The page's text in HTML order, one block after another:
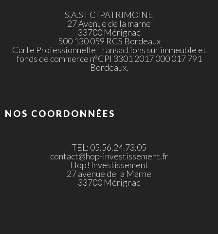
S.A.S FCI PATRIMOINE
27 Avenue de la marne
33700 Mérignac
500 130 059 RCS Bordeaux
Carte Professionnelle Transactions sur immeuble et
fonds de commerce n°CPI 3301 2017 000 017 791
Bordeaux.
NOS COORDONNÉES
TEL: 05.56.24.73.05
contact@hop-investissement.fr
Hop! Investissement
27 avenue de la Marne
33700 Mérignac